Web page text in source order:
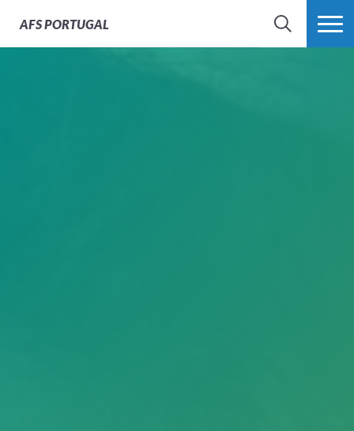
AFSPORTUGAL
SEARCH VER MAIS